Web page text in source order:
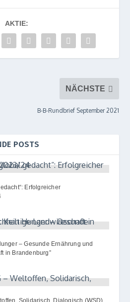
AKTIE:
NÄCHSTE
B‑B-Rundbrief September 2021
POSTS
Erfolgreicher
– Gesunde Ernährung und
in Brandenburg”
Solidarisch, Dialogisch (WSD)